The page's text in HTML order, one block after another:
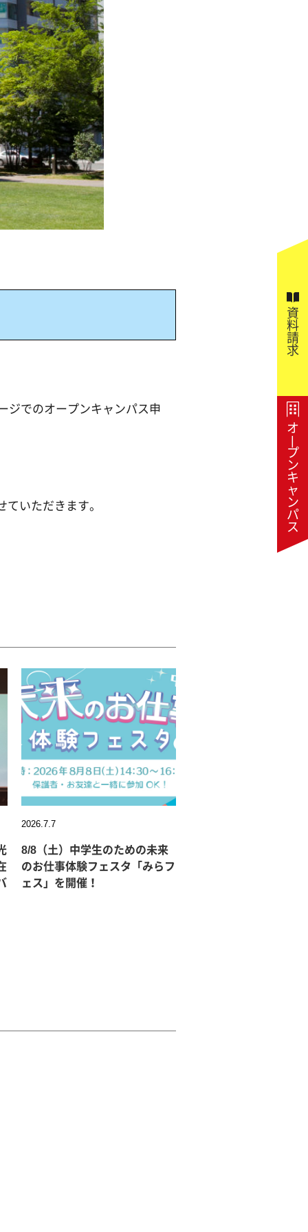
ジでのオープンキャンパス申
いただきます。
2026.7.7
8/8（土）中学生のための未来
のお仕事体験フェスタ「みらフ
ェス」を開催！
資
料
請
求
オ
|
プ
ン
キ
ャ
ン
パ
ス